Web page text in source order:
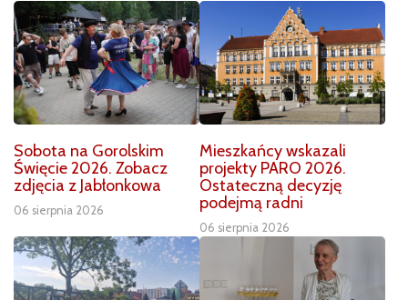
Sobota na Gorolskim
Święcie 2026. Zobacz
zdjęcia z Jabłonkowa
06 sierpnia 2026
Mieszkańcy wskazali
projekty PARO 2026.
Ostateczną decyzję
podejmą radni
06 sierpnia 2026